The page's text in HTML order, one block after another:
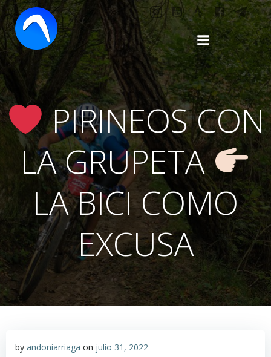
Saltar
al
contenido
PIRINEOS CON
LA GRUPETA
LA BICI COMO
EXCUSA
by andoniarriaga on julio 31, 2022